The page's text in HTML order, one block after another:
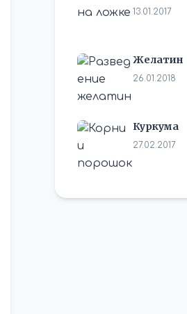
13.01.2017
Желатин
26.01.2018
Куркума
27.02.2017